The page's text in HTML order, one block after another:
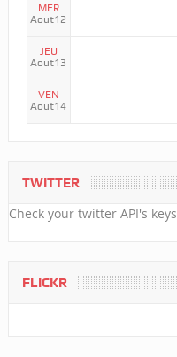
MER
Aout12
JEU
Aout13
VEN
Aout14
TWITTER
Check your twitter API's keys
FLICKR